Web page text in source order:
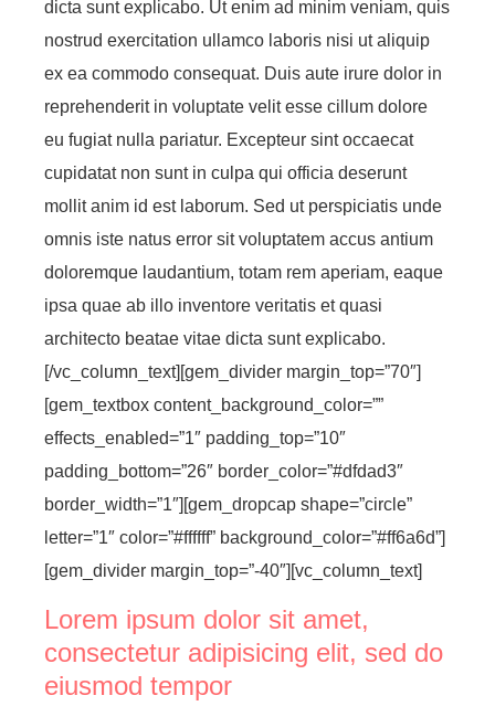
dicta sunt explicabo. Ut enim ad minim veniam, quis
nostrud exercitation ullamco laboris nisi ut aliquip
ex ea commodo consequat. Duis aute irure dolor in
reprehenderit in voluptate velit esse cillum dolore
eu fugiat nulla pariatur. Excepteur sint occaecat
cupidatat non sunt in culpa qui officia deserunt
mollit anim id est laborum. Sed ut perspiciatis unde
omnis iste natus error sit voluptatem accus antium
doloremque laudantium, totam rem aperiam, eaque
ipsa quae ab illo inventore veritatis et quasi
architecto beatae vitae dicta sunt explicabo.
[/vc_column_text][gem_divider margin_top=”70″]
[gem_textbox content_background_color=””
effects_enabled=”1″ padding_top=”10″
padding_bottom=”26″ border_color=”#dfdad3″
border_width=”1″][gem_dropcap shape=”circle”
letter=”1″ color=”#ffffff” background_color=”#ff6a6d”]
[gem_divider margin_top=”-40″][vc_column_text]
Lorem ipsum dolor sit amet,
consectetur adipisicing elit, sed do
eiusmod tempor